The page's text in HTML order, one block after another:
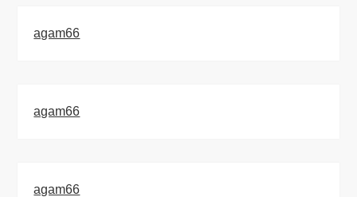
agam66
agam66
agam66